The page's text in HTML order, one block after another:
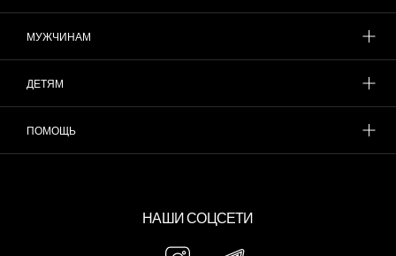
МУЖЧИНАМ
ДЕТЯМ
ПОМОЩЬ
НАШИ СОЦСЕТИ